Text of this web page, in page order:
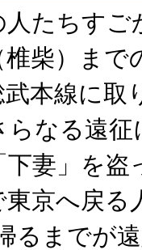
人たちすご
柴）まで
本線に取
らなる遠征
下妻」を盗
東京へ戻る
るまでが